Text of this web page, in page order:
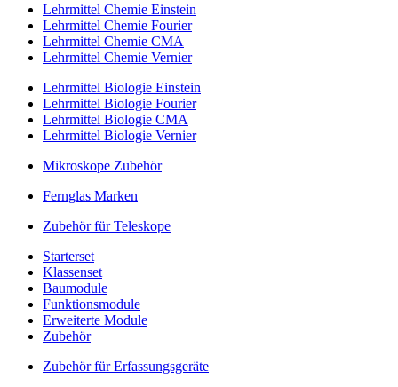
Lehrmittel Chemie Einstein
Lehrmittel Chemie Fourier
Lehrmittel Chemie CMA
Lehrmittel Chemie Vernier
Lehrmittel Biologie Einstein
Lehrmittel Biologie Fourier
Lehrmittel Biologie CMA
Lehrmittel Biologie Vernier
Mikroskope Zubehör
Fernglas Marken
Zubehör für Teleskope
Starterset
Klassenset
Baumodule
Funktionsmodule
Erweiterte Module
Zubehör
Zubehör für Erfassungsgeräte